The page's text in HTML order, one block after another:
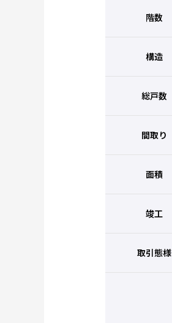
階数
構造
総戸数
間取り
面積
竣工
取引態様